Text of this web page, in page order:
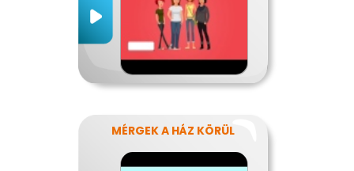
MÉRGEK A HÁZ KÖRÜL